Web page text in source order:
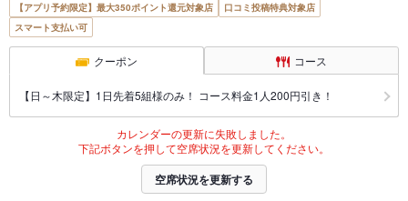
【アプリ予約限定】最大350ポイント還元対象店
口コミ投稿特典対象店
スマート支払い可
クーポン コース
【日～木限定】1日先着5組様のみ！ コース料金1人200円引き！
カレンダーの更新に失敗しました。
下記ボタンを押して空席状況を更新してください。
空席状況を更新する